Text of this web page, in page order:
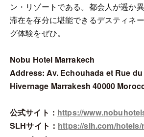
ン・リゾートである。都会人が遥か
滞在を存分に堪能できるデスティネ
グ体験をぜひ。
Nobu Hotel Marrakech
Address: Av. Echouhada et Rue
Hivernage Marrakesh 40000
公式サイト： https://
SLHサイト： https://slh.com/